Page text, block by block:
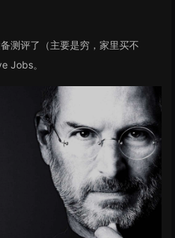
测评了（主要是穷，家里买不
Jobs。